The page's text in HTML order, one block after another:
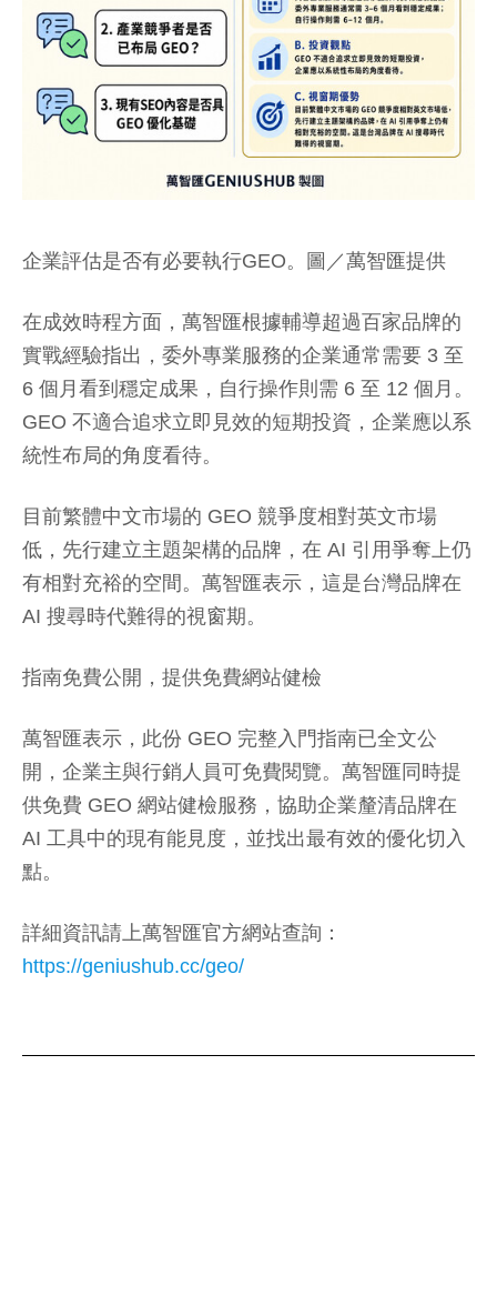
企業評估是否有必要執行GEO。圖／萬智匯提供
在成效時程方面，萬智匯根據輔導超過百家品牌的
實戰經驗指出，委外專業服務的企業通常需要 3 至
6 個月看到穩定成果，自行操作則需 6 至 12 個月。
GEO 不適合追求立即見效的短期投資，企業應以系
統性布局的角度看待。
目前繁體中文市場的 GEO 競爭度相對英文市場
低，先行建立主題架構的品牌，在 AI 引用爭奪上仍
有相對充裕的空間。萬智匯表示，這是台灣品牌在
AI 搜尋時代難得的視窗期。
指南免費公開，提供免費網站健檢
萬智匯表示，此份 GEO 完整入門指南已全文公
開，企業主與行銷人員可免費閱覽。萬智匯同時提
供免費 GEO 網站健檢服務，協助企業釐清品牌在
AI 工具中的現有能見度，並找出最有效的優化切入
點。
詳細資訊請上萬智匯官方網站查詢：
https://geniushub.cc/geo/